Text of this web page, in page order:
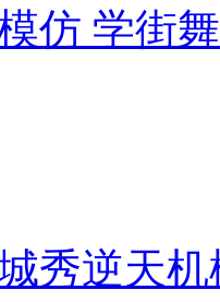
仿 学街
秀逆天机